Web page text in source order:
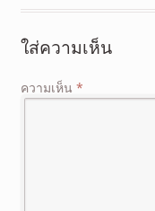
ใส่ความเห็น
ความเห็น *